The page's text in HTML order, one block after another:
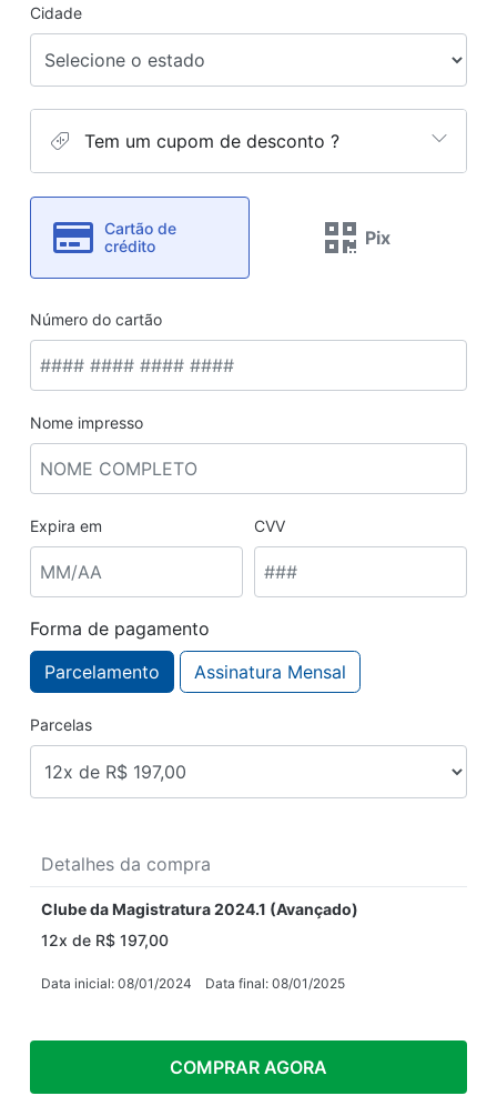
Cidade
Tem um cupom de desconto ?
Cartão de
crédito
Pix
Número do cartão
Nome impresso
Expira em CVV
Forma de pagamento
Parcelamento
Assinatura Mensal
Parcelas
Detalhes da compra
Clube da Magistratura 2024.1 (Avançado)
12x de R$ 197,00
Data inicial: 08/01/2024 Data final: 08/01/2025
COMPRAR AGORA